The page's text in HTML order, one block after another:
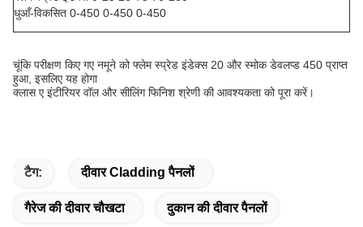
धुआँ-विकसित 0-450 0-450 0-450
चूंकि परीक्षण किए गए नमूने को फ्लेम स्प्रेड इंडेक्स 20 और स्मोक डेवलप्ड 450 प्राप्त
हुआ, इसलिए यह होगा
क्लास ए इंटीरियर वॉल और सीलिंग फिनिश श्रेणी की आवश्यकता को पूरा करें।
टैग: दीवार Cladding पैनलों
गैरेज की दीवार चौखटा दुकान की दीवार पैनलों